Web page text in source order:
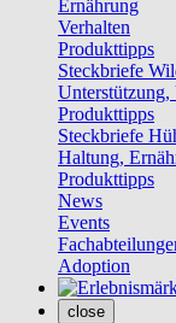
Ernährung
Verhalten
Produkttipps
Steckbriefe
Produkttipps
Steckbriefe
Haltung,
Produkttipps
News
Events
Adoption
close